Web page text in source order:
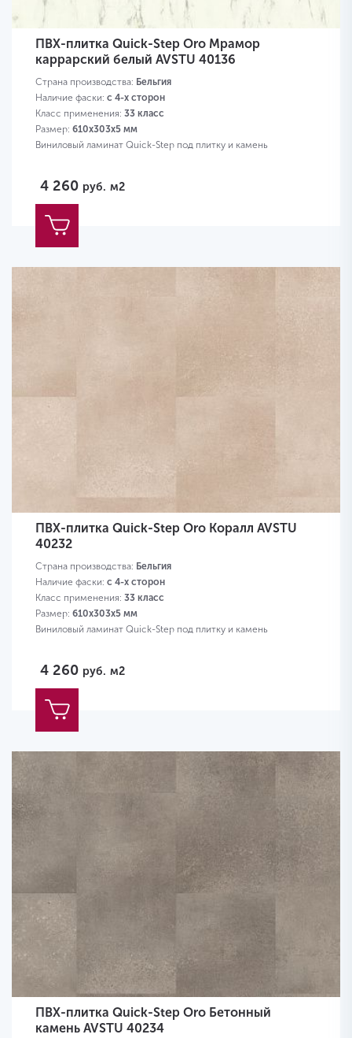
ПВХ-плитка Quick-Step Oro Мрамор
каррарский белый AVSTU 40136
Страна производства: Бельгия
Наличие фаски: с 4-х сторон
Класс применения: 33 класс
Размер: 610х303х5 мм
Виниловый ламинат Quick-Step под плитку и камень
4 260 руб. м2
ПВХ-плитка Quick-Step Oro Коралл AVSTU
40232
Страна производства: Бельгия
Наличие фаски: с 4-х сторон
Класс применения: 33 класс
Размер: 610х303х5 мм
Виниловый ламинат Quick-Step под плитку и камень
4 260 руб. м2
ПВХ-плитка Quick-Step Oro Бетонный
камень AVSTU 40234